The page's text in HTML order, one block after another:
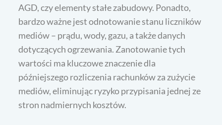
AGD, czy elementy stałe zabudowy. Ponadto,
bardzo ważne jest odnotowanie stanu liczników
mediów – prądu, wody, gazu, a także danych
dotyczących ogrzewania. Zanotowanie tych
wartości ma kluczowe znaczenie dla
późniejszego rozliczenia rachunków za zużycie
mediów, eliminując ryzyko przypisania jednej ze
stron nadmiernych kosztów.